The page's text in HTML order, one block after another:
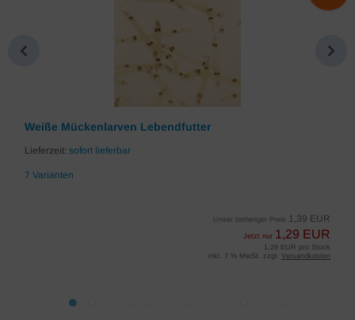
Weiße Mückenlarven Lebendfutter
Lieferzeit: sofort lieferbar
7 Varianten
Unser bisheriger Preis 1,39 EUR
Jetzt nur 1,29 EUR
1,29 EUR pro Stück
inkl. 7 % MwSt. zzgl. Versandkosten